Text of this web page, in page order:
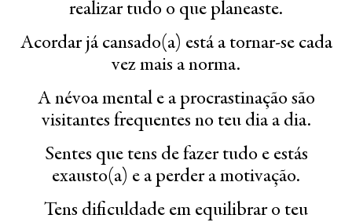
realizar tudo o que planeaste.
Acordar já cansado(a) está a tornar-se cada
vez mais a norma.
A névoa mental e a procrastinação são
visitantes frequentes no teu dia a dia.
Sentes que tens de fazer tudo e estás
exausto(a) e a perder a motivação.
Tens dificuldade em equilibrar o teu